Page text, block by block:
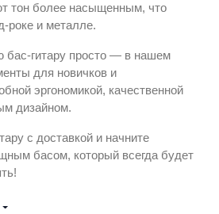
тон более насыщенным, что
роке и металле.
бас-гитару просто — в нашем
для новичков и
эргономикой, качественной
дизайном.
с доставкой и начните
басом, который всегда будет